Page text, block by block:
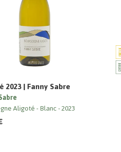
2023 | Fanny Sabre
Aligoté Blanc 2023